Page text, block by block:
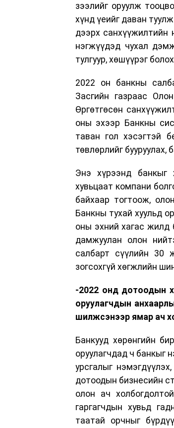
зээлийг оруулж
хүнд үеийг даван
дээрх санхүүжилтийн
нэгжүүдэд чухал
тулгуур, хөшүүрэг
2022 он банкны
Засгийн газраас
Өргөтгөсөн
оны эхээр Банкны
таван гол хэсэгтэй
төвлөрлийг
Энэ хүрээнд банкыг
хувьцаат компани
байхaaр тогтоож,
Банкны тухай хуульд
оны эхний хагас жилд
дамжуулан олон
салбарт сүүлийн 30
зогсохгүй хөгжлийн
-2022 онд дотоодын
оруулагчдын
шилжсэнээр ямар ач
Банкууд хөрөнгийн
оруулагчдад ч банкыг
урсгалыг
дотоодын бизнесийн
олон ач
гаргагчдын хувьд
таатай орчныг